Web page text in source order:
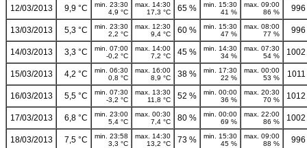
12/03/2013 9,9 °C
min. 23:30
4,9 °C
max. 14:30
17,3 °C
65 %
min. 15:30
41 %
max. 09:00
86 %
996
13/03/2013 5,3 °C
min. 23:30
2,2 °C
max. 12:30
9,4 °C
60 %
min. 15:30
47 %
max. 08:00
77 %
996
14/03/2013 3,3 °C
min. 07:00
-0,2 °C
max. 14:00
7,2 °C
45 %
min. 14:30
34 %
max. 07:30
54 %
15/03/2013 4,2 °C
min. 06:30
0,8 °C
max. 16:00
8,9 °C
38 %
min. 17:30
22 %
max. 00:00
53 %
16/03/2013 5,5 °C
min. 07:30
-3,2 °C
max. 13:30
11,8 °C
52 %
min. 00:00
36 %
max. 20:30
70 %
17/03/2013 6,8 °C
min. 23:00
5,4 °C
max. 00:30
7,4 °C
80 %
min. 00:00
69 %
max. 22:00
86 %
18/03/2013 7,5 °C
min. 23:58
3,3 °C
max. 14:30
13,2 °C
73 %
min. 15:30
45 %
max. 09:00
88 %
996